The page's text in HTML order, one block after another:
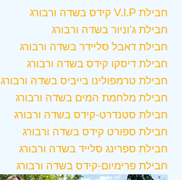
חבילת V.I.P קידס בשדה ורבורג
חבילת ג'וניור בשדה ורבורג
חבילת דאבל סליידר בשדה ורבורג
חבילת דיסקו קידס בשדה ורבורג
חבילת טרמפולינו בייביס בשדה ורבורג
חבילת מלחמת המים בשדה ורבורג
חבילת סטנדרט-קידס בשדה ורבורג
חבילת ספורט קידס בשדה ורבורג
חבילת ספרינג סלייד בשדה ורבורג
חבילת פרימיום-קידס בשדה ורבורג